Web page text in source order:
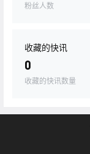
粉丝人数
收藏的快讯
0
收藏的快讯数量